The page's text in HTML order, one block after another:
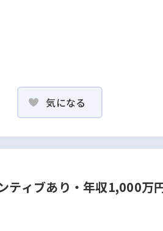
気になる
ティブあり・年収1,000万